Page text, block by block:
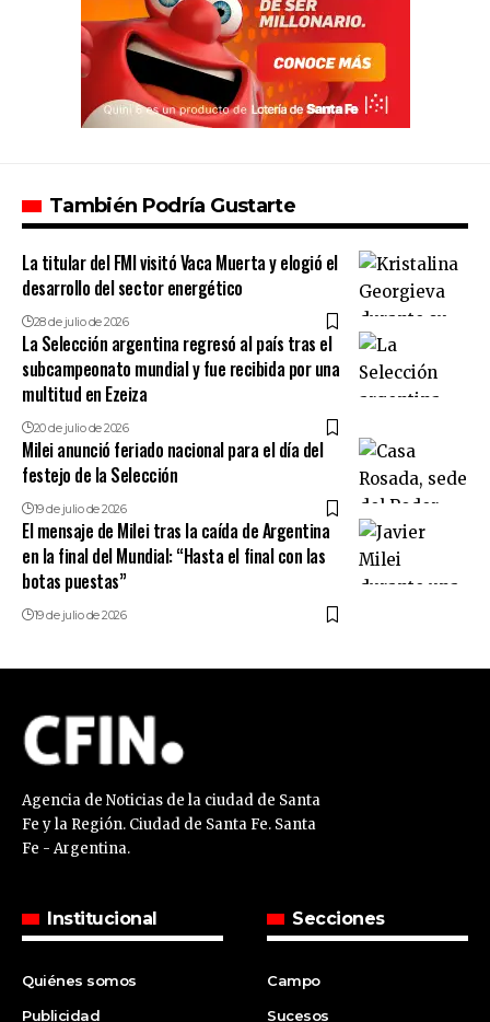
También Podría Gustarte
La titular del FMI visitó Vaca Muerta y elogió el
desarrollo del sector energético
28 de julio de 2026
La Selección argentina regresó al país tras el
subcampeonato mundial y fue recibida por una
multitud en Ezeiza
20 de julio de 2026
Milei anunció feriado nacional para el día del
festejo de la Selección
19 de julio de 2026
El mensaje de Milei tras la caída de Argentina
en la final del Mundial: “Hasta el final con las
botas puestas”
19 de julio de 2026
Agencia de Noticias de la ciudad de Santa
Fe y la Región. Ciudad de Santa Fe. Santa
Fe - Argentina.
Institucional
Quiénes somos
Publicidad
Secciones
Campo
Sucesos